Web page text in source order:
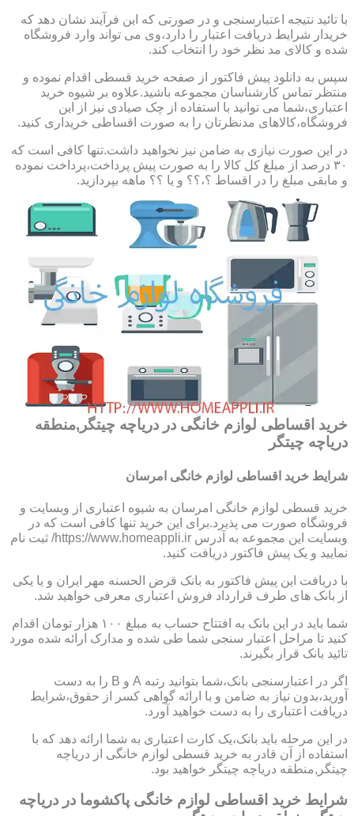
با تائید نتیجه اعتبارسنجی و در صورتی که این فرآیند نشان دهد که
خریدار شرایط دریافت اعتبار را دارد،وی می تواند وارد فروشگاه
شده و کالای مد نظر خود را انتخاب کند.
سپس به دانلود پیش فاکتور از صفحه خرید قسطی اقدام نموده و
منتظر تماس کارشناسان مجموعه باشید.علاوه بر شیوه خرید
اعتباری،شما می توانید با استفاده از چک صیادی نیز از این
فروشگاه،کالاهای مدنظرتان را به صورت اقساطی خریداری کنید.
در این صورت نیازی به ضامن نیز نخواهید داشت.تنها کافی است که
۳۰ درصد از مبلغ کل کالا را به صورت پیش پرداخت،پرداخت نموده
و مابقی مبلغ را در اقساط ؟،؟؟ و یا ؟؟ ماهه بپردازید.
خرید اقساطی لوازم خانگی در دریاچه چیتگر,منطقه
دریاچه چیتگر
شرایط خرید اقساطی لوازم خانگی امرسان
خرید قسطی لوازم خانگی امرسان به شیوه اعتباری از وبسایت و
فروشگاه صورت می پذیرد.برای این خرید تنها کافی است که در
وبسایت این مجموعه به آدرس https://www.homeappli.ir/ ثبت نام
نمایید و یک پیش فاکتور دریافت کنید.
با دریافت این پیش فاکتور به بانک قرض الحسنه مهر ایران و یا یکی
از بانک های طرف قرارداد فروش اعتباری معرفی خواهید شد.
شما باید در این بانک به افتتاح حساب به مبلغ ۱۰۰ هزار تومان اقدام
کنید تا مراحل اعتبار سنجی شما طی شده و مدارک ارائه شده مورد
تائید بانک قرار بگیرند.
اگر در اعتبارسنجی بانک،شما بتوانید رتبه A و B را به دست
آورید،بدون نیاز به ضامن و با ارائه گواهی کسر از حقوق،شرایط
دریافت اعتباری را به دست خواهید آورد.
در این مرحله باید بانک،یک کارت اعتباری به شما ارائه دهد که با
استفاده از آن قادر به خرید قسطی لوازم خانگی از دریاچه
چیتگر,منطقه دریاچه چیتگر خواهید بود.
شرایط خرید اقساطی لوازم خانگی پاکشوما در دریاچه